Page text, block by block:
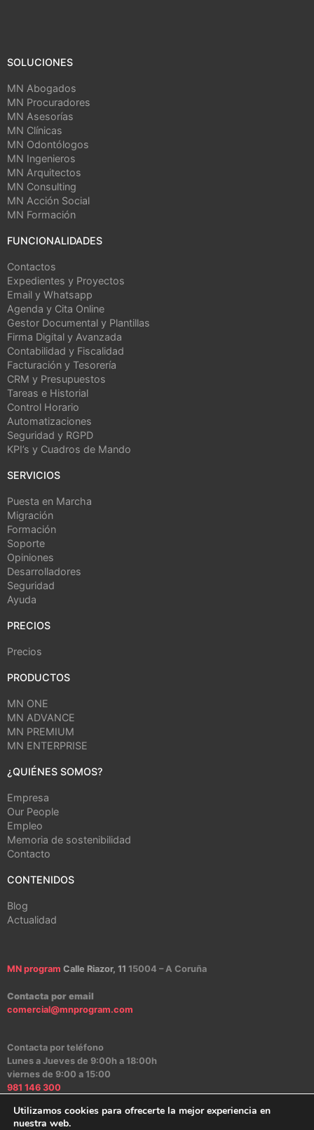
SOLUCIONES
MN Abogados
MN Procuradores
MN Asesorías
MN Clínicas
MN Odontólogos
MN Ingenieros
MN Arquitectos
MN Consulting
MN Acción Social
MN Formación
FUNCIONALIDADES
Contactos
Expedientes y Proyectos
Email y Whatsapp
Agenda y Cita Online
Gestor Documental y Plantillas
Firma Digital y Avanzada
Contabilidad y Fiscalidad
Facturación y Tesorería
CRM y Presupuestos
Tareas e Historial
Control Horario
Automatizaciones
Seguridad y RGPD
KPI’s y Cuadros de Mando
SERVICIOS
Puesta en Marcha
Migración
Formación
Soporte
Opiniones
Desarrolladores
Seguridad
Ayuda
PRECIOS
Precios
PRODUCTOS
MN ONE
MN ADVANCE
MN PREMIUM
MN ENTERPRISE
¿QUIÉNES SOMOS?
Empresa
Our People
Empleo
Memoria de sostenibilidad
Contacto
CONTENIDOS
Blog
Actualidad
MN program Calle Riazor, 11 15004 – A Coruña
Contacta por email
comercial@mnprogram.com
Contacta por teléfono
Lunes a Jueves de 9:00h a 18:00h
viernes de 9:00 a 15:00
981 146 300
Utilizamos cookies para ofrecerte la mejor experiencia en
nuestra web.